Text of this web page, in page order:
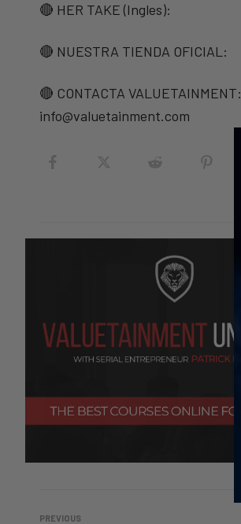
🔴 HER TAKE (Ingles):
🔴 NUESTRA TIENDA OFICIAL:
🔴 CONTACTA VALUETAINMENT:
info@valuetainment.com
PREVIOUS